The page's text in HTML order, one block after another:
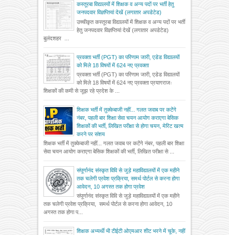
कस्तूरबा विद्यालयों में शिक्षक व अन्य पदों पर भर्ती हेतु
जनपदवार विज्ञप्तियां देखें (लगातार अपडेटेड)
उच्चीकृत कस्तूरबा विद्यालयों में शिक्षक व अन्य पदों पर भर्ती
हेतु जनपदवार विज्ञप्तियां देखें (लगातार अपडेटेड)
बुलंदशहर ...
प्रवक्ता भर्ती (PGT) का परिणाम जारी, एडेड विद्यालयों
को मिले 18 विषयों में 624 नए प्रवक्ता
प्रवक्ता भर्ती (PGT) का परिणाम जारी, एडेड विद्यालयों
को मिले 18 विषयों में 624 नए प्रवक्ता प्रयागराजः
शिक्षकों की कमी से जूझ रहे प्रदेश के ...
शिक्षक भर्ती में तुक्केबाजी नहीं... गलत जवाब पर कटेंगे
नंबर, पहली बार शिक्षा सेवा चयन आयोग कराएगा बेसिक
शिक्षकों की भर्ती, लिखित परीक्षा से होगा चयन, मेरिट खत्म
करने पर संशय
शिक्षक भर्ती में तुक्केबाजी नहीं... गलत जवाब पर कटेंगे नंबर, पहली बार शिक्षा
सेवा चयन आयोग कराएगा बेसिक शिक्षकों की भर्ती, लिखित परीक्षा से ...
संपूर्णानंद संस्कृत विवि से जुड़े महाविद्यालयों में एक महीने
तक चलेगी प्रवेश प्रक्रिया, समर्थ पोर्टल से करना होगा
आवेदन, 10 अगस्त तक होगा प्रवेश
संपूर्णानंद संस्कृत विवि से जुड़े महाविद्यालयों में एक महीने
तक चलेगी प्रवेश प्रक्रिया, समर्थ पोर्टल से करना होगा आवेदन, 10
अगस्त तक होगा प...
शिक्षक अभ्यर्थी भी टीईटी ओएमआर शीट भरने में चूके, नहीं